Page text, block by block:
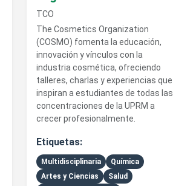
TCO
The Cosmetics Organization
(COSMO) fomenta la educación,
innovación y vínculos con la
industria cosmética, ofreciendo
talleres, charlas y experiencias que
inspiran a estudiantes de todas las
concentraciones de la UPRM a
crecer profesionalmente.
Etiquetas:
Multidisciplinaria
Química
Artes y Ciencias
Salud